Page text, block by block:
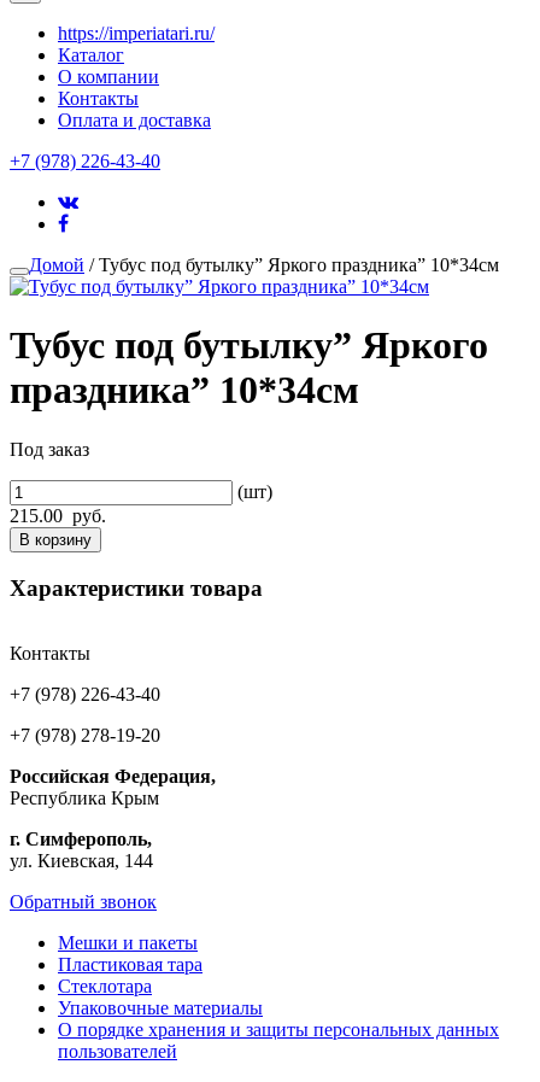
https://imperiatari.ru/
Каталог
О компании
Контакты
Оплата и доставка
+7 (978) 226-43-40
Домой / Тубус под бутылку” Яркого праздника” 10*34см
Тубус под бутылку” Яркого
праздника” 10*34см
Под заказ
(шт)
215.00 руб.
В корзину
Характеристики товара
Контакты
+7 (978) 226-43-40
+7 (978) 278-19-20
Российская Федерация,
Республика Крым
г. Симферополь,
ул. Киевская, 144
Обратный звонок
Мешки и пакеты
Пластиковая тара
Стеклотара
Упаковочные материалы
О порядке хранения и защиты персональных данных
пользователей